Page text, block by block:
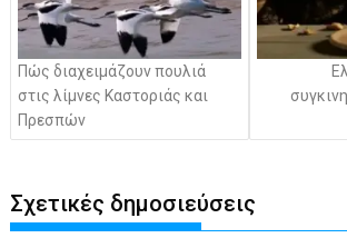
Πώς διαχειμάζουν πουλιά
στις λίμνες Καστοριάς και
Πρεσπών
Σχετικές δημοσιεύσεις